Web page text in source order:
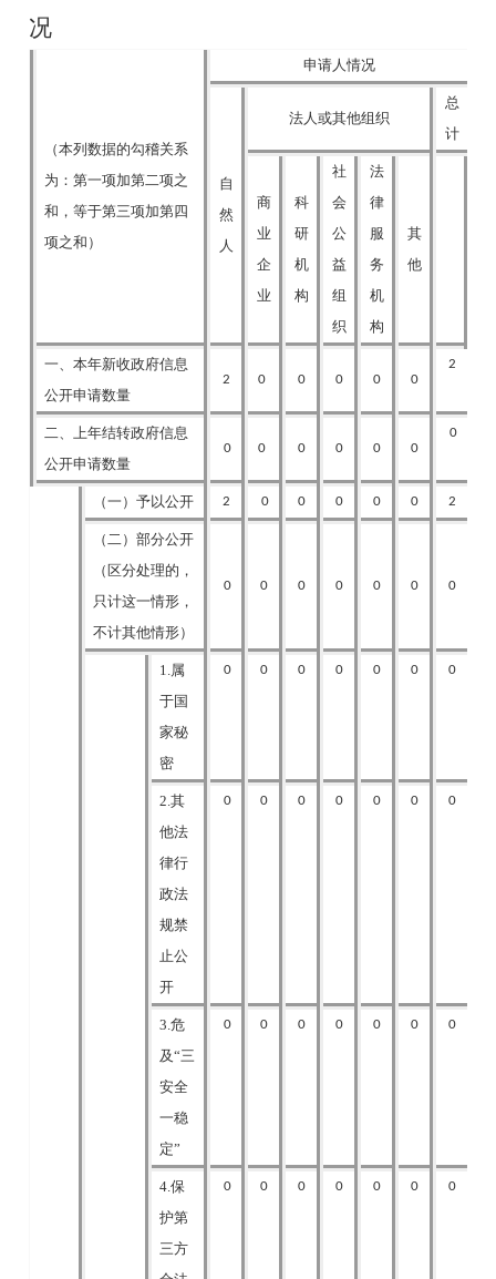
况
（本列数据的勾稽关系
为：第一项加第二项之
和，等于第三项加第四
项之和）
申请人情况
自
然
人
法人或其他组织
总
计
商
业
企
业
科
研
机
构
社
会
公
益
组
织
法
律
服
务
机
构
其
他
一、本年新收政府信息
公开申请数量
2 0 0 0 0 0
2
二、上年结转政府信息
公开申请数量
0 0 0 0 0 0
0
（一）予以公开 2 0 0 0 0 0 2
（二）部分公开
（区分处理的，
只计这一情形，
不计其他情形）
0 0 0 0 0 0 0
1.属
于国
家秘
密
0 0 0 0 0 0 0
2.其
他法
律行
政法
规禁
止公
开
0 0 0 0 0 0 0
3.危
及“三
安全
一稳
定”
0 0 0 0 0 0 0
4.保
护第
三方
0 0 0 0 0 0 0